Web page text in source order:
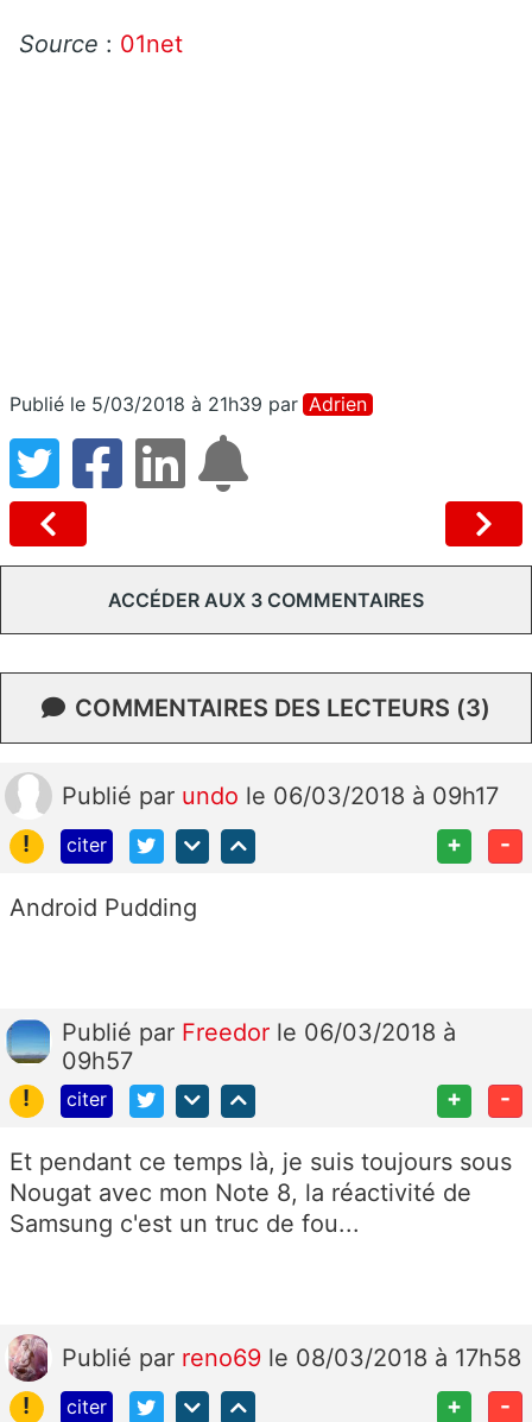
Source : 01net
Publié le 5/03/2018 à 21h39 par Adrien
ACCÉDER AUX 3 COMMENTAIRES
COMMENTAIRES DES LECTEURS (3)
Publié par undo le 06/03/2018 à 09h17
!
citer + -
Android Pudding
Publié par Freedor le 06/03/2018 à
09h57
!
citer + -
Et pendant ce temps là, je suis toujours sous
Nougat avec mon Note 8, la réactivité de
Samsung c'est un truc de fou...
Publié par reno69 le 08/03/2018 à 17h58
!
citer + -